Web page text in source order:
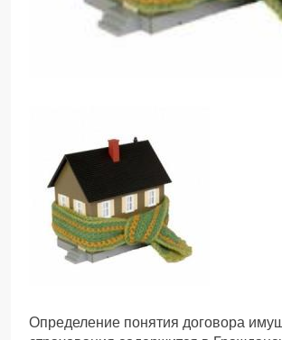
Определение понятия договора